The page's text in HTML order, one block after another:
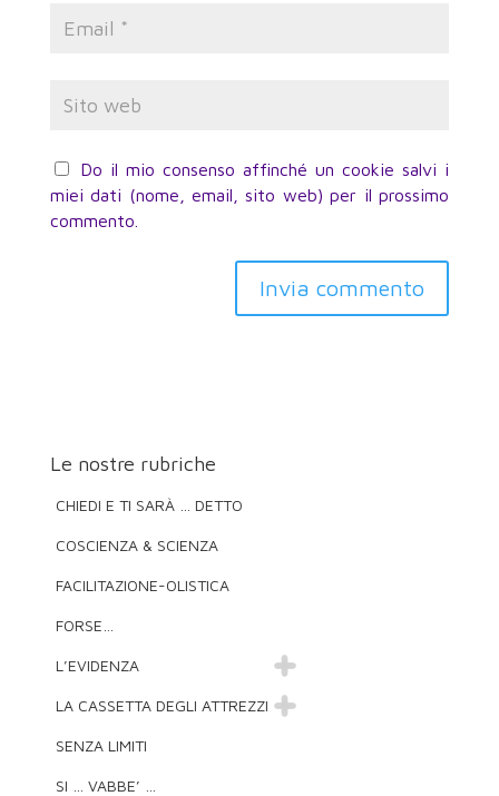
Do il mio consenso affinché un cookie salvi i
miei dati (nome, email, sito web) per il prossimo
commento.
Invia commento
Le nostre rubriche
CHIEDI E TI SARÀ … DETTO
COSCIENZA & SCIENZA
FACILITAZIONE-OLISTICA
FORSE…
L’EVIDENZA
LA CASSETTA DEGLI ATTREZZI
SENZA LIMITI
SI … VABBE’ …